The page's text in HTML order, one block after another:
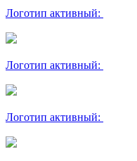
Логотип активный:
Логотип активный:
Логотип активный: